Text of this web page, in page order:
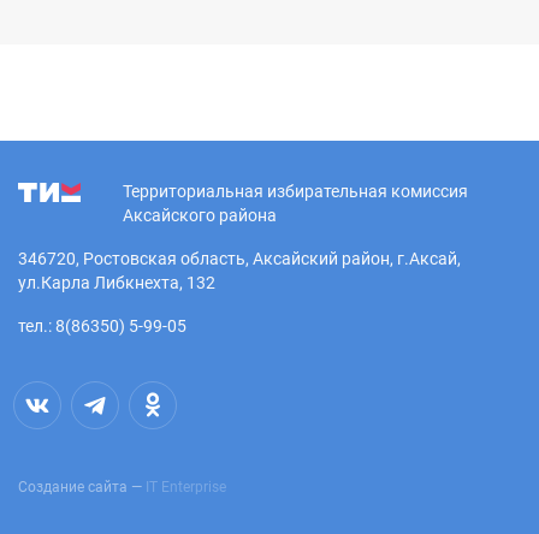
Территориальная избирательная комиссия
Аксайского района
346720, Ростовская область, Аксайский район, г.Аксай,
ул.Карла Либкнехта, 132
тел.: 8(86350) 5-99-05
Создание сайта — IT Enterprise